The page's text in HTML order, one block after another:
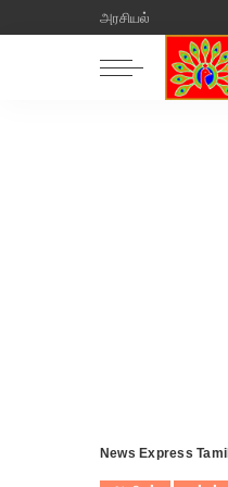
அரசியல்
News Express Tamil